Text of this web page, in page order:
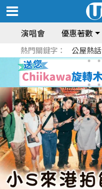
演唱會 優惠著數
熱門關鍵字： 公屋熱話